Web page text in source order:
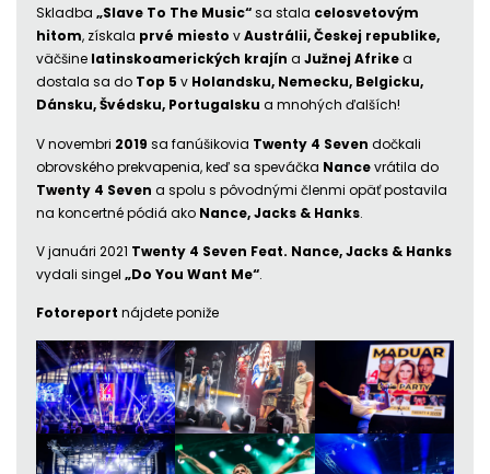
Skladba „Slave To The Music“sa stala celosvetovým
hitom, získala prvé miesto vAustrálii, Českej republike,
väčšine latinskoamerických krajín a Južnej Afrikea
dostala sa do Top 5 v Holandsku, Nemecku, Belgicku,
Dánsku, Švédsku, Portugalsku a mnohých ďalších!
V novembri 2019 sa fanúšikovia Twenty 4 Seven dočkali
obrovského prekvapenia, keď sa speváčka Nancevrátila do
Twenty 4 Seven a spolu s pôvodnými členmi opäť postavila
na koncertné pódiá ako Nance, Jacks & Hanks.
V januári 2021 Twenty 4 Seven Feat. Nance, Jacks & Hanks
vydali singel „Do You Want Me“.
Fotoreport nájdete poniže